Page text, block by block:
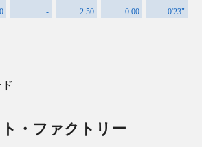
・ファクトリー